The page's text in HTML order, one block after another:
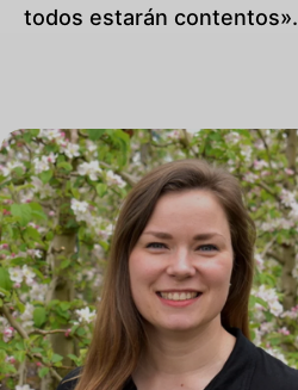
todos estarán contentos».